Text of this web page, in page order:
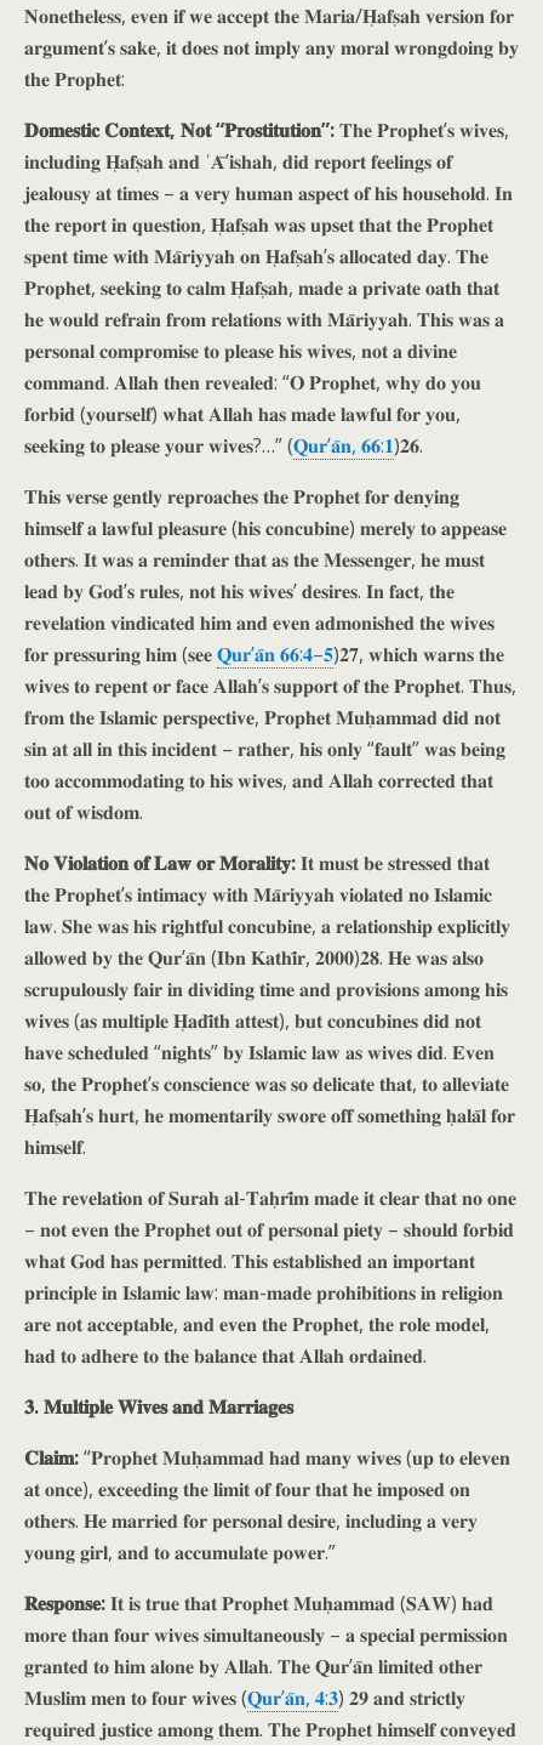
𝐍𝐨𝐧𝐞𝐭𝐡𝐞𝐥𝐞𝐬𝐬, 𝐞𝐯𝐞𝐧 𝐢𝐟 𝐰𝐞 𝐚𝐜𝐜𝐞𝐩𝐭 𝐭𝐡𝐞 𝐌𝐚𝐫𝐢𝐚/𝐇̣𝐚𝐟𝐬̣𝐚𝐡 𝐯𝐞𝐫𝐬𝐢𝐨𝐧 𝐟𝐨𝐫
𝐚𝐫𝐠𝐮𝐦𝐞𝐧𝐭’𝐬 𝐬𝐚𝐤𝐞, 𝐢𝐭 𝐝𝐨𝐞𝐬 𝐧𝐨𝐭 𝐢𝐦𝐩𝐥𝐲 𝐚𝐧𝐲 𝐦𝐨𝐫𝐚𝐥 𝐰𝐫𝐨𝐧𝐠𝐝𝐨𝐢𝐧𝐠 𝐛𝐲
𝐭𝐡𝐞 𝐏𝐫𝐨𝐩𝐡𝐞𝐭:
𝐃𝐨𝐦𝐞𝐬𝐭𝐢𝐜 𝐂𝐨𝐧𝐭𝐞𝐱𝐭, 𝐍𝐨𝐭 “𝐏𝐫𝐨𝐬𝐭𝐢𝐭𝐮𝐭𝐢𝐨𝐧”:𝐓𝐡𝐞 𝐏𝐫𝐨𝐩𝐡𝐞𝐭’𝐬 𝐰𝐢𝐯𝐞𝐬,
𝐢𝐧𝐜𝐥𝐮𝐝𝐢𝐧𝐠 𝐇̣𝐚𝐟𝐬̣𝐚𝐡 𝐚𝐧𝐝 ʿ𝐀̄’𝐢𝐬𝐡𝐚𝐡, 𝐝𝐢𝐝 𝐫𝐞𝐩𝐨𝐫𝐭 𝐟𝐞𝐞𝐥𝐢𝐧𝐠𝐬 𝐨𝐟
𝐣𝐞𝐚𝐥𝐨𝐮𝐬𝐲 𝐚𝐭 𝐭𝐢𝐦𝐞𝐬 – 𝐚 𝐯𝐞𝐫𝐲 𝐡𝐮𝐦𝐚𝐧 𝐚𝐬𝐩𝐞𝐜𝐭 𝐨𝐟 𝐡𝐢𝐬 𝐡𝐨𝐮𝐬𝐞𝐡𝐨𝐥𝐝. 𝐈𝐧
𝐭𝐡𝐞 𝐫𝐞𝐩𝐨𝐫𝐭 𝐢𝐧 𝐪𝐮𝐞𝐬𝐭𝐢𝐨𝐧, 𝐇̣𝐚𝐟𝐬̣𝐚𝐡 𝐰𝐚𝐬 𝐮𝐩𝐬𝐞𝐭 𝐭𝐡𝐚𝐭 𝐭𝐡𝐞 𝐏𝐫𝐨𝐩𝐡𝐞𝐭
𝐬𝐩𝐞𝐧𝐭 𝐭𝐢𝐦𝐞 𝐰𝐢𝐭𝐡 𝐌𝐚̄𝐫𝐢𝐲𝐲𝐚𝐡 𝐨𝐧 𝐇̣𝐚𝐟𝐬̣𝐚𝐡’𝐬 𝐚𝐥𝐥𝐨𝐜𝐚𝐭𝐞𝐝 𝐝𝐚𝐲. 𝐓𝐡𝐞
𝐏𝐫𝐨𝐩𝐡𝐞𝐭, 𝐬𝐞𝐞𝐤𝐢𝐧𝐠 𝐭𝐨 𝐜𝐚𝐥𝐦 𝐇̣𝐚𝐟𝐬̣𝐚𝐡, 𝐦𝐚𝐝𝐞 𝐚 𝐩𝐫𝐢𝐯𝐚𝐭𝐞 𝐨𝐚𝐭𝐡 𝐭𝐡𝐚𝐭
𝐡𝐞 𝐰𝐨𝐮𝐥𝐝 𝐫𝐞𝐟𝐫𝐚𝐢𝐧 𝐟𝐫𝐨𝐦 𝐫𝐞𝐥𝐚𝐭𝐢𝐨𝐧𝐬 𝐰𝐢𝐭𝐡 𝐌𝐚̄𝐫𝐢𝐲𝐲𝐚𝐡. 𝐓𝐡𝐢𝐬 𝐰𝐚𝐬 𝐚
𝐩𝐞𝐫𝐬𝐨𝐧𝐚𝐥 𝐜𝐨𝐦𝐩𝐫𝐨𝐦𝐢𝐬𝐞 𝐭𝐨 𝐩𝐥𝐞𝐚𝐬𝐞 𝐡𝐢𝐬 𝐰𝐢𝐯𝐞𝐬, 𝐧𝐨𝐭 𝐚 𝐝𝐢𝐯𝐢𝐧𝐞
𝐜𝐨𝐦𝐦𝐚𝐧𝐝. 𝐀𝐥𝐥𝐚𝐡 𝐭𝐡𝐞𝐧 𝐫𝐞𝐯𝐞𝐚𝐥𝐞𝐝: “𝐎 𝐏𝐫𝐨𝐩𝐡𝐞𝐭, 𝐰𝐡𝐲 𝐝𝐨 𝐲𝐨𝐮
𝐟𝐨𝐫𝐛𝐢𝐝 (𝐲𝐨𝐮𝐫𝐬𝐞𝐥𝐟) 𝐰𝐡𝐚𝐭 𝐀𝐥𝐥𝐚𝐡 𝐡𝐚𝐬 𝐦𝐚𝐝𝐞 𝐥𝐚𝐰𝐟𝐮𝐥 𝐟𝐨𝐫 𝐲𝐨𝐮,
𝐬𝐞𝐞𝐤𝐢𝐧𝐠 𝐭𝐨 𝐩𝐥𝐞𝐚𝐬𝐞 𝐲𝐨𝐮𝐫 𝐰𝐢𝐯𝐞𝐬?…” (𝐐𝐮𝐫’𝐚̄𝐧, 𝟔𝟔:𝟏)𝟐𝟔.
𝐓𝐡𝐢𝐬 𝐯𝐞𝐫𝐬𝐞 𝐠𝐞𝐧𝐭𝐥𝐲 𝐫𝐞𝐩𝐫𝐨𝐚𝐜𝐡𝐞𝐬 𝐭𝐡𝐞 𝐏𝐫𝐨𝐩𝐡𝐞𝐭 𝐟𝐨𝐫 𝐝𝐞𝐧𝐲𝐢𝐧𝐠
𝐡𝐢𝐦𝐬𝐞𝐥𝐟 𝐚 𝐥𝐚𝐰𝐟𝐮𝐥 𝐩𝐥𝐞𝐚𝐬𝐮𝐫𝐞 (𝐡𝐢𝐬 𝐜𝐨𝐧𝐜𝐮𝐛𝐢𝐧𝐞) 𝐦𝐞𝐫𝐞𝐥𝐲 𝐭𝐨 𝐚𝐩𝐩𝐞𝐚𝐬𝐞
𝐨𝐭𝐡𝐞𝐫𝐬. 𝐈𝐭 𝐰𝐚𝐬 𝐚 𝐫𝐞𝐦𝐢𝐧𝐝𝐞𝐫 𝐭𝐡𝐚𝐭 𝐚𝐬 𝐭𝐡𝐞 𝐌𝐞𝐬𝐬𝐞𝐧𝐠𝐞𝐫, 𝐡𝐞 𝐦𝐮𝐬𝐭
𝐥𝐞𝐚𝐝 𝐛𝐲 𝐆𝐨𝐝’𝐬 𝐫𝐮𝐥𝐞𝐬, 𝐧𝐨𝐭 𝐡𝐢𝐬 𝐰𝐢𝐯𝐞𝐬’ 𝐝𝐞𝐬𝐢𝐫𝐞𝐬. 𝐈𝐧 𝐟𝐚𝐜𝐭, 𝐭𝐡𝐞
𝐫𝐞𝐯𝐞𝐥𝐚𝐭𝐢𝐨𝐧 𝐯𝐢𝐧𝐝𝐢𝐜𝐚𝐭𝐞𝐝 𝐡𝐢𝐦 𝐚𝐧𝐝 𝐞𝐯𝐞𝐧 𝐚𝐝𝐦𝐨𝐧𝐢𝐬𝐡𝐞𝐝 𝐭𝐡𝐞 𝐰𝐢𝐯𝐞𝐬
𝐟𝐨𝐫 𝐩𝐫𝐞𝐬𝐬𝐮𝐫𝐢𝐧𝐠 𝐡𝐢𝐦 (𝐬𝐞𝐞𝐐𝐮𝐫’𝐚̄𝐧 𝟔𝟔:𝟒–𝟓)𝟐𝟕, 𝐰𝐡𝐢𝐜𝐡 𝐰𝐚𝐫𝐧𝐬 𝐭𝐡𝐞
𝐰𝐢𝐯𝐞𝐬 𝐭𝐨 𝐫𝐞𝐩𝐞𝐧𝐭 𝐨𝐫 𝐟𝐚𝐜𝐞 𝐀𝐥𝐥𝐚𝐡’𝐬 𝐬𝐮𝐩𝐩𝐨𝐫𝐭 𝐨𝐟 𝐭𝐡𝐞 𝐏𝐫𝐨𝐩𝐡𝐞𝐭. 𝐓𝐡𝐮𝐬,
𝐟𝐫𝐨𝐦 𝐭𝐡𝐞 𝐈𝐬𝐥𝐚𝐦𝐢𝐜 𝐩𝐞𝐫𝐬𝐩𝐞𝐜𝐭𝐢𝐯𝐞, 𝐏𝐫𝐨𝐩𝐡𝐞𝐭 𝐌𝐮𝐡̣𝐚𝐦𝐦𝐚𝐝 𝐝𝐢𝐝 𝐧𝐨𝐭
𝐬𝐢𝐧 𝐚𝐭 𝐚𝐥𝐥 𝐢𝐧 𝐭𝐡𝐢𝐬 𝐢𝐧𝐜𝐢𝐝𝐞𝐧𝐭 – 𝐫𝐚𝐭𝐡𝐞𝐫, 𝐡𝐢𝐬 𝐨𝐧𝐥𝐲 “𝐟𝐚𝐮𝐥𝐭” 𝐰𝐚𝐬 𝐛𝐞𝐢𝐧𝐠
𝐭𝐨𝐨 𝐚𝐜𝐜𝐨𝐦𝐦𝐨𝐝𝐚𝐭𝐢𝐧𝐠 𝐭𝐨 𝐡𝐢𝐬 𝐰𝐢𝐯𝐞𝐬, 𝐚𝐧𝐝 𝐀𝐥𝐥𝐚𝐡 𝐜𝐨𝐫𝐫𝐞𝐜𝐭𝐞𝐝 𝐭𝐡𝐚𝐭
𝐨𝐮𝐭 𝐨𝐟 𝐰𝐢𝐬𝐝𝐨𝐦.
𝐍𝐨 𝐕𝐢𝐨𝐥𝐚𝐭𝐢𝐨𝐧 𝐨𝐟 𝐋𝐚𝐰 𝐨𝐫 𝐌𝐨𝐫𝐚𝐥𝐢𝐭𝐲:𝐈𝐭 𝐦𝐮𝐬𝐭 𝐛𝐞 𝐬𝐭𝐫𝐞𝐬𝐬𝐞𝐝 𝐭𝐡𝐚𝐭
𝐭𝐡𝐞 𝐏𝐫𝐨𝐩𝐡𝐞𝐭’𝐬 𝐢𝐧𝐭𝐢𝐦𝐚𝐜𝐲 𝐰𝐢𝐭𝐡 𝐌𝐚̄𝐫𝐢𝐲𝐲𝐚𝐡 𝐯𝐢𝐨𝐥𝐚𝐭𝐞𝐝 𝐧𝐨 𝐈𝐬𝐥𝐚𝐦𝐢𝐜
𝐥𝐚𝐰. 𝐒𝐡𝐞 𝐰𝐚𝐬 𝐡𝐢𝐬 𝐫𝐢𝐠𝐡𝐭𝐟𝐮𝐥 𝐜𝐨𝐧𝐜𝐮𝐛𝐢𝐧𝐞, 𝐚 𝐫𝐞𝐥𝐚𝐭𝐢𝐨𝐧𝐬𝐡𝐢𝐩 𝐞𝐱𝐩𝐥𝐢𝐜𝐢𝐭𝐥𝐲
𝐚𝐥𝐥𝐨𝐰𝐞𝐝 𝐛𝐲 𝐭𝐡𝐞 𝐐𝐮𝐫’𝐚̄𝐧 (𝐈𝐛𝐧 𝐊𝐚𝐭𝐡𝐢̄𝐫, 𝟐𝟎𝟎𝟎)𝟐𝟖. 𝐇𝐞 𝐰𝐚𝐬 𝐚𝐥𝐬𝐨
𝐬𝐜𝐫𝐮𝐩𝐮𝐥𝐨𝐮𝐬𝐥𝐲 𝐟𝐚𝐢𝐫 𝐢𝐧 𝐝𝐢𝐯𝐢𝐝𝐢𝐧𝐠 𝐭𝐢𝐦𝐞 𝐚𝐧𝐝 𝐩𝐫𝐨𝐯𝐢𝐬𝐢𝐨𝐧𝐬 𝐚𝐦𝐨𝐧𝐠 𝐡𝐢𝐬
𝐰𝐢𝐯𝐞𝐬 (𝐚𝐬 𝐦𝐮𝐥𝐭𝐢𝐩𝐥𝐞 𝐇̣𝐚𝐝𝐢̄𝐭𝐡 𝐚𝐭𝐭𝐞𝐬𝐭), 𝐛𝐮𝐭 𝐜𝐨𝐧𝐜𝐮𝐛𝐢𝐧𝐞𝐬 𝐝𝐢𝐝 𝐧𝐨𝐭
𝐡𝐚𝐯𝐞 𝐬𝐜𝐡𝐞𝐝𝐮𝐥𝐞𝐝 “𝐧𝐢𝐠𝐡𝐭𝐬” 𝐛𝐲 𝐈𝐬𝐥𝐚𝐦𝐢𝐜 𝐥𝐚𝐰 𝐚𝐬 𝐰𝐢𝐯𝐞𝐬 𝐝𝐢𝐝. 𝐄𝐯𝐞𝐧
𝐬𝐨, 𝐭𝐡𝐞 𝐏𝐫𝐨𝐩𝐡𝐞𝐭’𝐬 𝐜𝐨𝐧𝐬𝐜𝐢𝐞𝐧𝐜𝐞 𝐰𝐚𝐬 𝐬𝐨 𝐝𝐞𝐥𝐢𝐜𝐚𝐭𝐞 𝐭𝐡𝐚𝐭, 𝐭𝐨 𝐚𝐥𝐥𝐞𝐯𝐢𝐚𝐭𝐞
𝐇̣𝐚𝐟𝐬̣𝐚𝐡’𝐬 𝐡𝐮𝐫𝐭, 𝐡𝐞 𝐦𝐨𝐦𝐞𝐧𝐭𝐚𝐫𝐢𝐥𝐲 𝐬𝐰𝐨𝐫𝐞 𝐨𝐟𝐟 𝐬𝐨𝐦𝐞𝐭𝐡𝐢𝐧𝐠 𝐡̣𝐚𝐥𝐚̄𝐥 𝐟𝐨𝐫
𝐡𝐢𝐦𝐬𝐞𝐥𝐟.
𝐓𝐡𝐞 𝐫𝐞𝐯𝐞𝐥𝐚𝐭𝐢𝐨𝐧 𝐨𝐟 𝐒𝐮𝐫𝐚𝐡 𝐚𝐥-𝐓𝐚𝐡̣𝐫𝐢̄𝐦 𝐦𝐚𝐝𝐞 𝐢𝐭 𝐜𝐥𝐞𝐚𝐫 𝐭𝐡𝐚𝐭 𝐧𝐨 𝐨𝐧𝐞
– 𝐧𝐨𝐭 𝐞𝐯𝐞𝐧 𝐭𝐡𝐞 𝐏𝐫𝐨𝐩𝐡𝐞𝐭 𝐨𝐮𝐭 𝐨𝐟 𝐩𝐞𝐫𝐬𝐨𝐧𝐚𝐥 𝐩𝐢𝐞𝐭𝐲 – 𝐬𝐡𝐨𝐮𝐥𝐝 𝐟𝐨𝐫𝐛𝐢𝐝
𝐰𝐡𝐚𝐭 𝐆𝐨𝐝 𝐡𝐚𝐬 𝐩𝐞𝐫𝐦𝐢𝐭𝐭𝐞𝐝. 𝐓𝐡𝐢𝐬 𝐞𝐬𝐭𝐚𝐛𝐥𝐢𝐬𝐡𝐞𝐝 𝐚𝐧 𝐢𝐦𝐩𝐨𝐫𝐭𝐚𝐧𝐭
𝐩𝐫𝐢𝐧𝐜𝐢𝐩𝐥𝐞 𝐢𝐧 𝐈𝐬𝐥𝐚𝐦𝐢𝐜 𝐥𝐚𝐰: 𝐦𝐚𝐧-𝐦𝐚𝐝𝐞 𝐩𝐫𝐨𝐡𝐢𝐛𝐢𝐭𝐢𝐨𝐧𝐬 𝐢𝐧 𝐫𝐞𝐥𝐢𝐠𝐢𝐨𝐧
𝐚𝐫𝐞 𝐧𝐨𝐭 𝐚𝐜𝐜𝐞𝐩𝐭𝐚𝐛𝐥𝐞, 𝐚𝐧𝐝 𝐞𝐯𝐞𝐧 𝐭𝐡𝐞 𝐏𝐫𝐨𝐩𝐡𝐞𝐭, 𝐭𝐡𝐞 𝐫𝐨𝐥𝐞 𝐦𝐨𝐝𝐞𝐥,
𝐡𝐚𝐝 𝐭𝐨 𝐚𝐝𝐡𝐞𝐫𝐞 𝐭𝐨 𝐭𝐡𝐞 𝐛𝐚𝐥𝐚𝐧𝐜𝐞 𝐭𝐡𝐚𝐭 𝐀𝐥𝐥𝐚𝐡 𝐨𝐫𝐝𝐚𝐢𝐧𝐞𝐝.
𝟑. 𝐌𝐮𝐥𝐭𝐢𝐩𝐥𝐞 𝐖𝐢𝐯𝐞𝐬 𝐚𝐧𝐝 𝐌𝐚𝐫𝐫𝐢𝐚𝐠𝐞𝐬
𝐂𝐥𝐚𝐢𝐦:“𝐏𝐫𝐨𝐩𝐡𝐞𝐭 𝐌𝐮𝐡̣𝐚𝐦𝐦𝐚𝐝 𝐡𝐚𝐝 𝐦𝐚𝐧𝐲 𝐰𝐢𝐯𝐞𝐬 (𝐮𝐩 𝐭𝐨 𝐞𝐥𝐞𝐯𝐞𝐧
𝐚𝐭 𝐨𝐧𝐜𝐞), 𝐞𝐱𝐜𝐞𝐞𝐝𝐢𝐧𝐠 𝐭𝐡𝐞 𝐥𝐢𝐦𝐢𝐭 𝐨𝐟 𝐟𝐨𝐮𝐫 𝐭𝐡𝐚𝐭 𝐡𝐞 𝐢𝐦𝐩𝐨𝐬𝐞𝐝 𝐨𝐧
𝐨𝐭𝐡𝐞𝐫𝐬. 𝐇𝐞 𝐦𝐚𝐫𝐫𝐢𝐞𝐝 𝐟𝐨𝐫 𝐩𝐞𝐫𝐬𝐨𝐧𝐚𝐥 𝐝𝐞𝐬𝐢𝐫𝐞, 𝐢𝐧𝐜𝐥𝐮𝐝𝐢𝐧𝐠 𝐚 𝐯𝐞𝐫𝐲
𝐲𝐨𝐮𝐧𝐠 𝐠𝐢𝐫𝐥, 𝐚𝐧𝐝 𝐭𝐨 𝐚𝐜𝐜𝐮𝐦𝐮𝐥𝐚𝐭𝐞 𝐩𝐨𝐰𝐞𝐫.”
𝐑𝐞𝐬𝐩𝐨𝐧𝐬𝐞:𝐈𝐭 𝐢𝐬 𝐭𝐫𝐮𝐞 𝐭𝐡𝐚𝐭 𝐏𝐫𝐨𝐩𝐡𝐞𝐭 𝐌𝐮𝐡̣𝐚𝐦𝐦𝐚𝐝 (𝐒𝐀𝐖) 𝐡𝐚𝐝
𝐦𝐨𝐫𝐞 𝐭𝐡𝐚𝐧 𝐟𝐨𝐮𝐫 𝐰𝐢𝐯𝐞𝐬 𝐬𝐢𝐦𝐮𝐥𝐭𝐚𝐧𝐞𝐨𝐮𝐬𝐥𝐲 – 𝐚 𝐬𝐩𝐞𝐜𝐢𝐚𝐥 𝐩𝐞𝐫𝐦𝐢𝐬𝐬𝐢𝐨𝐧
𝐠𝐫𝐚𝐧𝐭𝐞𝐝 𝐭𝐨 𝐡𝐢𝐦 𝐚𝐥𝐨𝐧𝐞 𝐛𝐲 𝐀𝐥𝐥𝐚𝐡. 𝐓𝐡𝐞 𝐐𝐮𝐫’𝐚̄𝐧 𝐥𝐢𝐦𝐢𝐭𝐞𝐝 𝐨𝐭𝐡𝐞𝐫
𝐌𝐮𝐬𝐥𝐢𝐦 𝐦𝐞𝐧 𝐭𝐨 𝐟𝐨𝐮𝐫 𝐰𝐢𝐯𝐞𝐬 (𝐐𝐮𝐫’𝐚̄𝐧, 𝟒:𝟑) 𝟐𝟗 𝐚𝐧𝐝 𝐬𝐭𝐫𝐢𝐜𝐭𝐥𝐲
𝐫𝐞𝐪𝐮𝐢𝐫𝐞𝐝 𝐣𝐮𝐬𝐭𝐢𝐜𝐞 𝐚𝐦𝐨𝐧𝐠 𝐭𝐡𝐞𝐦. 𝐓𝐡𝐞 𝐏𝐫𝐨𝐩𝐡𝐞𝐭 𝐡𝐢𝐦𝐬𝐞𝐥𝐟 𝐜𝐨𝐧𝐯𝐞𝐲𝐞𝐝